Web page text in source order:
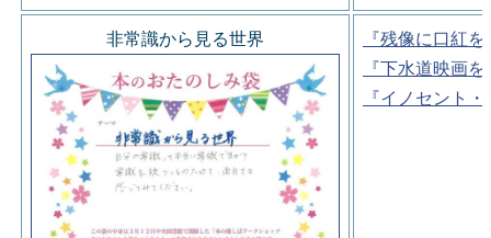
非常識から見る世界
『残像に口紅
『下水道映画
『イノセント